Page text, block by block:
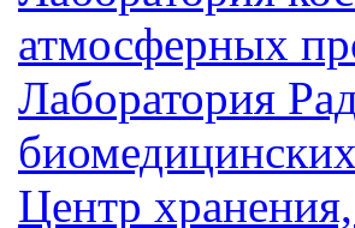
атмосферных
Лаборатория
Центр